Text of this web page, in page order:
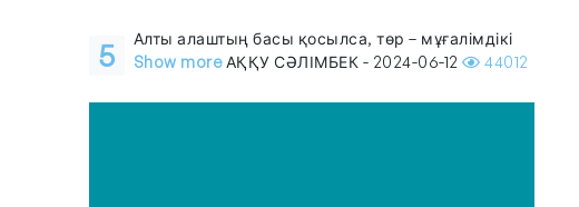
5
Алты алаштың басы қосылса, төр – мұғалімдікі
Show moreАҚҚУ СӘЛІМБЕК - 2024-06-12 44012